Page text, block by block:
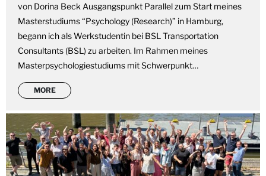
von Dorina Beck Ausgangspunkt Parallel zum Start meines
Masterstudiums “Psychology (Research)” in Hamburg,
begann ich als Werkstudentin bei BSL Transportation
Consultants (BSL) zu arbeiten. Im Rahmen meines
Masterpsychologiestudiums mit Schwerpunkt…
MORE